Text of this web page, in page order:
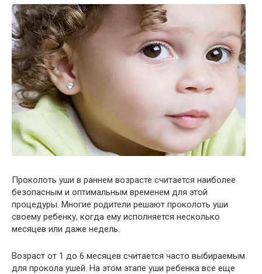
Проколоть уши в раннем возрасте считается наиболее
безопасным и оптимальным временем для этой
процедуры. Многие родители решают проколоть уши
своему ребенку, когда ему исполняется несколько
месяцев или даже недель.
Возраст от 1 до 6 месяцев считается часто выбираемым
для прокола ушей. На этом этапе уши ребенка все еще